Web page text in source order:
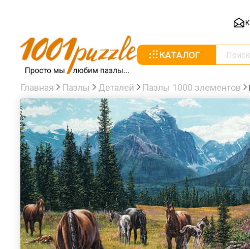
КАТАЛОГ
Главная Пазлы Деталей Пазлы 1000 элементов